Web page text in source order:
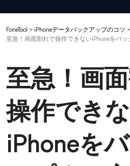
FoneTool > iPhoneデータバックアップのコツ >
至急！画面割れで操作できないiPhoneをバッ
至急！画
操作でき
iPhoneを